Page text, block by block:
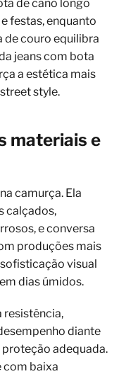
de cano longo
festas, enquanto
de couro equilibra
jeans com bota
a estética mais
style.
materiais e
camurça. Ela
calçados,
e conversa
produções mais
visual
dias úmidos.
resistência,
diante
adequada.
com baixa